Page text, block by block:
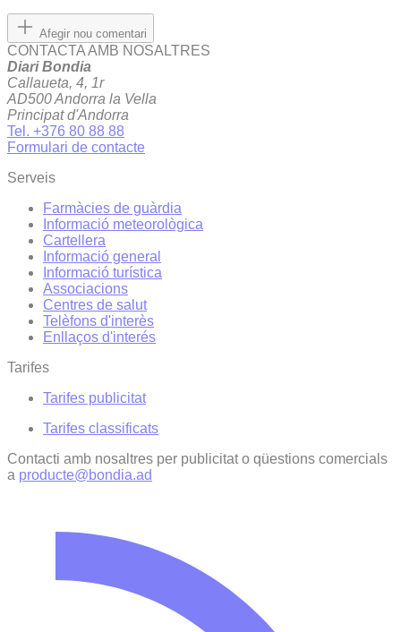
Afegir nou comentari
CONTACTA AMB NOSALTRES
Diari Bondia
Callaueta, 4, 1r
AD500 Andorra la Vella
Principat d'Andorra
Tel. +376 80 88 88
Formulari de contacte
Serveis
Farmàcies de guàrdia
Informació meteorològica
Cartellera
Informació general
Informació turística
Associacions
Centres de salut
Telèfons d'interès
Enllaços d'interés
Tarifes
Tarifes publicitat
Tarifes classificats
Contacti amb nosaltres per publicitat o qüestions comercials
a producte@bondia.ad